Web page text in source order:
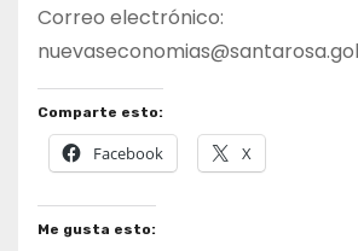
Correo electrónico:
Comparte esto:
Facebook X
Me gusta esto: